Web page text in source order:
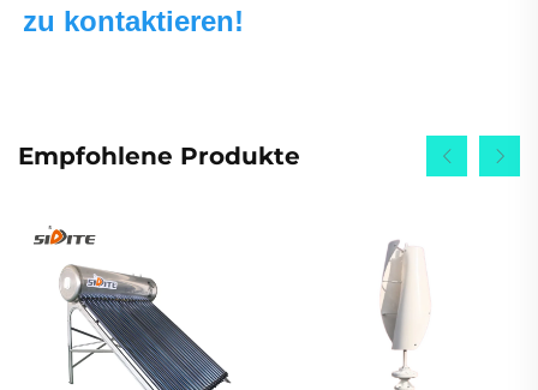
zu kontaktieren!
Empfohlene Produkte